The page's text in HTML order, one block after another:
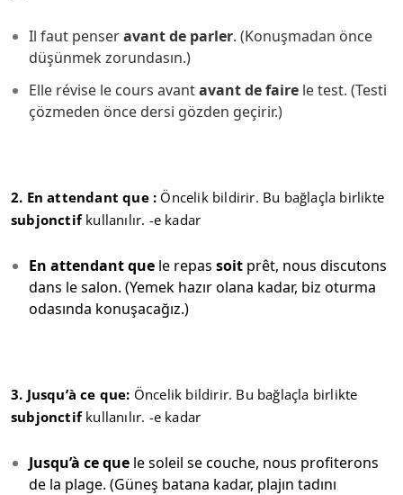
Il faut penseravant de parler. (Konuşmadan önce
düşünmek zorundasın.)
Elle révise le cours avantavant de faire le test. (Testi
çözmeden önce dersi gözden geçirir.)
2. En attendant que : Öncelik bildirir. Bu bağlaçla birlikte
subjonctifkullanılır. -e kadar
En attendant que le repas soit prêt, nous discutons
dans le salon. (Yemek hazır olana kadar, biz oturma
odasında konuşacağız.)
3. Jusqu’à ce que: Öncelik bildirir. Bu bağlaçla birlikte
subjonctifkullanılır. -e kadar
Jusqu’à ce que le soleil se couche, nous profiterons
de la plage. (Güneş batana kadar, plajın tadını